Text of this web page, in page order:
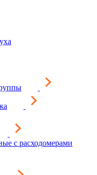
с расходомерами